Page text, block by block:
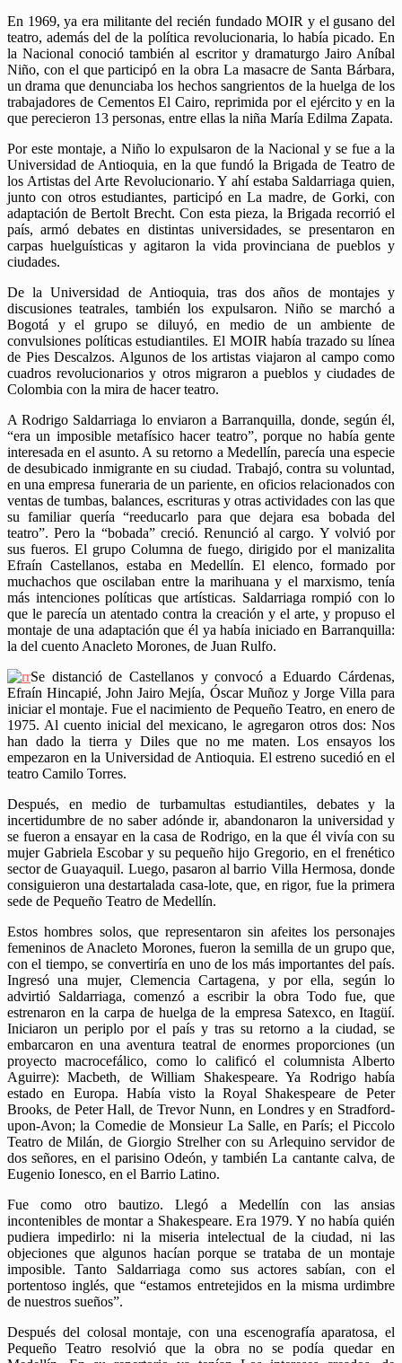
En 1969, ya era militante del recién fundado MOIR y el gusano del
teatro, además del de la política revolucionaria, lo había picado. En
la Nacional conoció también al escritor y dramaturgo Jairo Aníbal
Niño, con el que participó en la obra La masacre de Santa Bárbara,
un drama que denunciaba los hechos sangrientos de la huelga de los
trabajadores de Cementos El Cairo, reprimida por el ejército y en la
que perecieron 13 personas, entre ellas la niña María Edilma Zapata.
Por este montaje, a Niño lo expulsaron de la Nacional y se fue a la
Universidad de Antioquia, en la que fundó la Brigada de Teatro de
los Artistas del Arte Revolucionario. Y ahí estaba Saldarriaga quien,
junto con otros estudiantes, participó en La madre, de Gorki, con
adaptación de Bertolt Brecht. Con esta pieza, la Brigada recorrió el
país, armó debates en distintas universidades, se presentaron en
carpas huelguísticas y agitaron la vida provinciana de pueblos y
ciudades.
De la Universidad de Antioquia, tras dos años de montajes y
discusiones teatrales, también los expulsaron. Niño se marchó a
Bogotá y el grupo se diluyó, en medio de un ambiente de
convulsiones políticas estudiantiles. El MOIR había trazado su línea
de Pies Descalzos. Algunos de los artistas viajaron al campo como
cuadros revolucionarios y otros migraron a pueblos y ciudades de
Colombia con la mira de hacer teatro.
A Rodrigo Saldarriaga lo enviaron a Barranquilla, donde, según él,
“era un imposible metafísico hacer teatro”, porque no había gente
interesada en el asunto. A su retorno a Medellín, parecía una especie
de desubicado inmigrante en su ciudad. Trabajó, contra su voluntad,
en una empresa funeraria de un pariente, en oficios relacionados con
ventas de tumbas, balances, escrituras y otras actividades con las que
su familiar quería “reeducarlo para que dejara esa bobada del
teatro”. Pero la “bobada” creció. Renunció al cargo. Y volvió por
sus fueros. El grupo Columna de fuego, dirigido por el manizalita
Efraín Castellanos, estaba en Medellín. El elenco, formado por
muchachos que oscilaban entre la marihuana y el marxismo, tenía
más intenciones políticas que artísticas. Saldarriaga rompió con lo
que le parecía un atentado contra la creación y el arte, y propuso el
montaje de una adaptación que él ya había iniciado en Barranquilla:
la del cuento Anacleto Morones, de Juan Rulfo.
Se distanció de Castellanos y convocó a Eduardo Cárdenas,
Efraín Hincapié, John Jairo Mejía, Óscar Muñoz y Jorge Villa para
iniciar el montaje. Fue el nacimiento de Pequeño Teatro, en enero de
1975. Al cuento inicial del mexicano, le agregaron otros dos: Nos
han dado la tierra y Diles que no me maten. Los ensayos los
empezaron en la Universidad de Antioquia. El estreno sucedió en el
teatro Camilo Torres.
Después, en medio de turbamultas estudiantiles, debates y la
incertidumbre de no saber adónde ir, abandonaron la universidad y
se fueron a ensayar en la casa de Rodrigo, en la que él vivía con su
mujer Gabriela Escobar y su pequeño hijo Gregorio, en el frenético
sector de Guayaquil. Luego, pasaron al barrio Villa Hermosa, donde
consiguieron una destartalada casa-lote, que, en rigor, fue la primera
sede de Pequeño Teatro de Medellín.
Estos hombres solos, que representaron sin afeites los personajes
femeninos de Anacleto Morones, fueron la semilla de un grupo que,
con el tiempo, se convertiría en uno de los más importantes del país.
Ingresó una mujer, Clemencia Cartagena, y por ella, según lo
advirtió Saldarriaga, comenzó a escribir la obra Todo fue, que
estrenaron en la carpa de huelga de la empresa Satexco, en Itagüí.
Iniciaron un periplo por el país y tras su retorno a la ciudad, se
embarcaron en una aventura teatral de enormes proporciones (un
proyecto macrocefálico, como lo calificó el columnista Alberto
Aguirre): Macbeth, de William Shakespeare. Ya Rodrigo había
estado en Europa. Había visto la Royal Shakespeare de Peter
Brooks, de Peter Hall, de Trevor Nunn, en Londres y en Stradford-
upon-Avon; la Comedie de Monsieur La Salle, en París; el Piccolo
Teatro de Milán, de Giorgio Strelher con su Arlequino servidor de
dos señores, en el parisino Odeón, y también La cantante calva, de
Eugenio Ionesco, en el Barrio Latino.
Fue como otro bautizo. Llegó a Medellín con las ansias
incontenibles de montar a Shakespeare. Era 1979. Y no había quién
pudiera impedirlo: ni la miseria intelectual de la ciudad, ni las
objeciones que algunos hacían porque se trataba de un montaje
imposible. Tanto Saldarriaga como sus actores sabían, con el
portentoso inglés, que “estamos entretejidos en la misma urdimbre
de nuestros sueños”.
Después del colosal montaje, con una escenografía aparatosa, el
Pequeño Teatro resolvió que la obra no se podía quedar en